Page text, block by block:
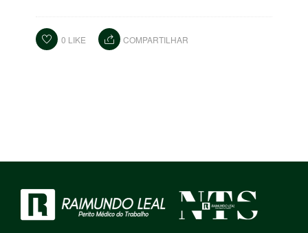
0 LIKE COMPARTILHAR